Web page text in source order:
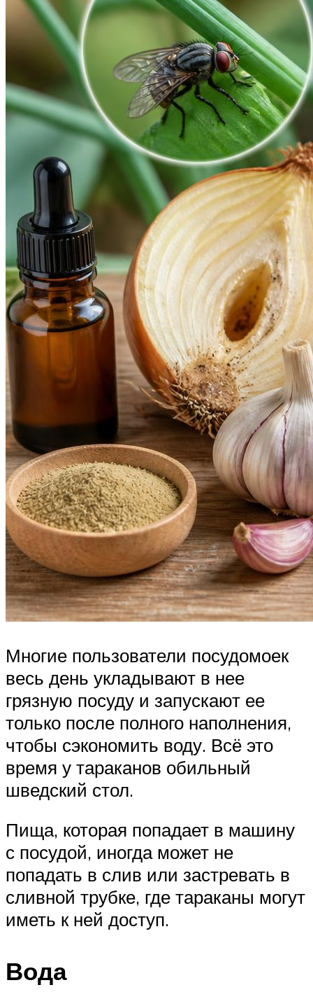
Многие пользователи посудомоек
весь день укладывают в нее
грязную посуду и запускают ее
только после полного наполнения,
чтобы сэкономить воду. Всё это
время у тараканов обильный
шведский стол.
Пища, которая попадает в машину
с посудой, иногда может не
попадать в слив или застревать в
сливной трубке, где тараканы могут
иметь к ней доступ.
Вода